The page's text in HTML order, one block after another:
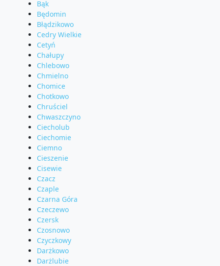
Bąk
Będomin
Błądzikowo
Cedry Wielkie
Cetyń
Chałupy
Chlebowo
Chmielno
Chomice
Chotkowo
Chruściel
Chwaszczyno
Ciecholub
Ciechomie
Ciemno
Cieszenie
Cisewie
Czacz
Czaple
Czarna Góra
Czeczewo
Czersk
Czosnowo
Czyczkowy
Darżkowo
Darżlubie